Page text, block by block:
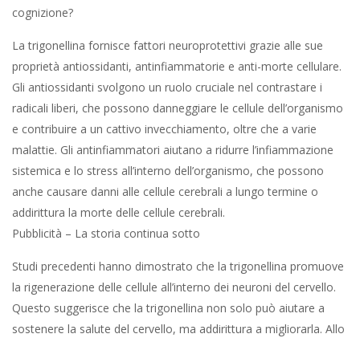
cognizione?
La trigonellina fornisce fattori neuroprotettivi grazie alle sue
proprietà antiossidanti, antinfiammatorie e anti-morte cellulare.
Gli antiossidanti svolgono un ruolo cruciale nel contrastare i
radicali liberi, che possono danneggiare le cellule dell’organismo
e contribuire a un cattivo invecchiamento, oltre che a varie
malattie. Gli antinfiammatori aiutano a ridurre l’infiammazione
sistemica e lo stress all’interno dell’organismo, che possono
anche causare danni alle cellule cerebrali a lungo termine o
addirittura la morte delle cellule cerebrali.
Pubblicità – La storia continua sotto
Studi precedenti hanno dimostrato che la trigonellina promuove
la rigenerazione delle cellule all’interno dei neuroni del cervello.
Questo suggerisce che la trigonellina non solo può aiutare a
sostenere la salute del cervello, ma addirittura a migliorarla. Allo